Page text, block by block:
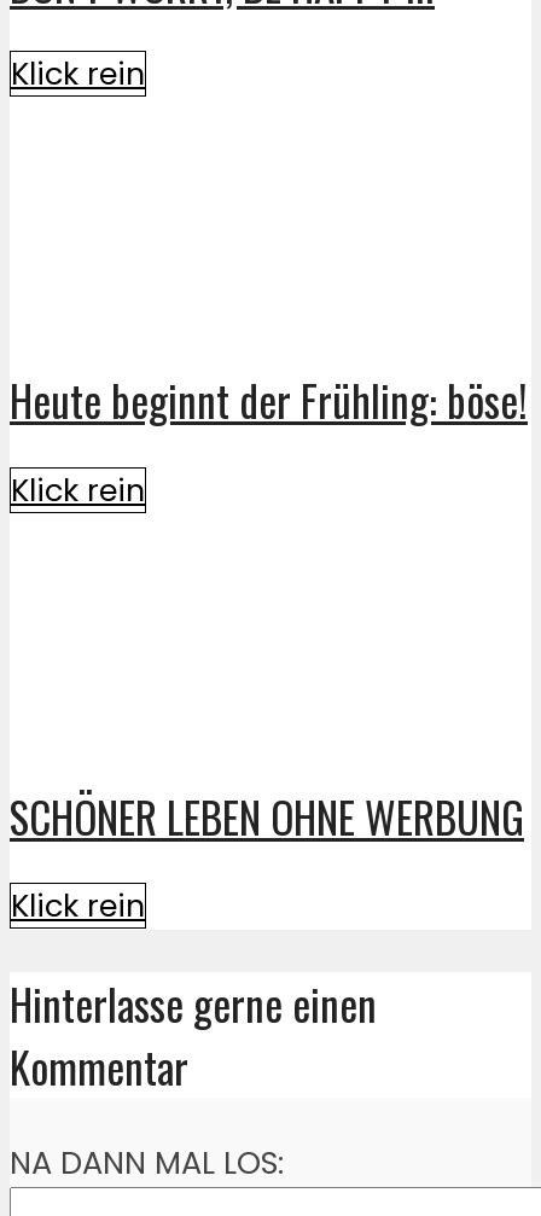
Klick rein
Heute beginnt der Frühling: böse!
Klick rein
SCHÖNER LEBEN OHNE WERBUNG
Klick rein
Hinterlasse gerne einen
Kommentar
NA DANN MAL LOS: